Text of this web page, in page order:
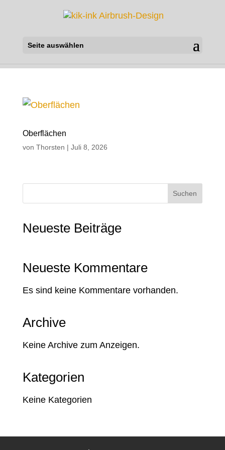
Seite auswählen
Oberflächen
von Thorsten | Juli 8, 2026
Suchen
Neueste Beiträge
Neueste Kommentare
Es sind keine Kommentare vorhanden.
Archive
Keine Archive zum Anzeigen.
Kategorien
Keine Kategorien